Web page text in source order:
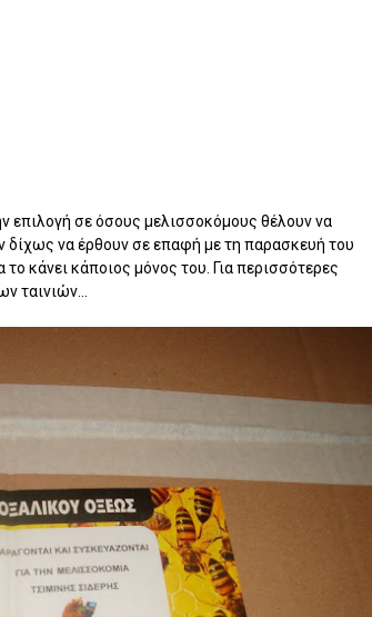
επιλογή σε όσους μελισσοκόμους θέλουν να
δίχως να έρθουν σε επαφή με τη παρασκευή του
κάνει κάποιος μόνος του. Για περισσότερες
ταινιών...